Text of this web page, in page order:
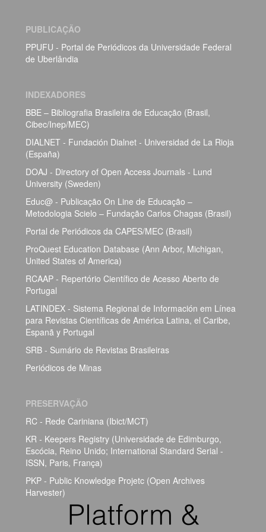
PUBLICAÇÃO
PPUFU - Portal de Periódicos da Universidade Federal
de Uberlândia
INDEXADORES
BBE – Bibliografia Brasileira de Educação (Brasil,
Cibec/Inep/MEC)
DIALNET - Fundación Dialnet - Universidad de La Rioja
(España)
DOAJ - Directory of Open Access Journals - Lund
University (Sweden)
Educ@ - Publicação On Line de Educação –
Metodologia Scielo – Fundação Carlos Chagas (Brasil)
Portal de Periódicos da CAPES/MEC (Brasil)
ProQuest Education Database (Ann Arbor, Michigan,
United States of America)
RCAAP - Repertório Científico de Acesso Aberto de
Portugal
LATINDEX - Sistema Regional de Información em Línea
para Revistas Científicas de América Latina, el Caribe,
Espanã y Portugal
SRB - Sumário de Revistas Brasileiras
Periódicos de Minas
PRESERVAÇÃO
RC - Rede Cariniana (Ibict/MCT)
KR - Keepers Registry (Universidade de Edimburgo,
Escócia, Reino Unido; International Standard Serial -
ISSN, Paris, França)
PKP - Public Knowledge Projetc (Open Archives
Harvester)